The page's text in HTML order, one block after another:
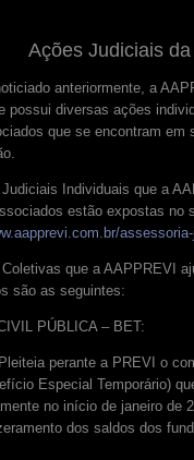
Ações Judiciais
anteriormente, a
possui diversas ações
que se encontram em
Individuais que a
estão expostas no
que a AAPPREVI
são as seguintes:
PÚBLICA – BET:
perante a PREVI o
Especial Temporário)
no início de janeiro de
dos saldos dos